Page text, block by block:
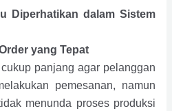
Diperhatikan dalam Sistem
yang Tepat
panjang agar pelanggan
pemesanan, namun
menunda proses produksi